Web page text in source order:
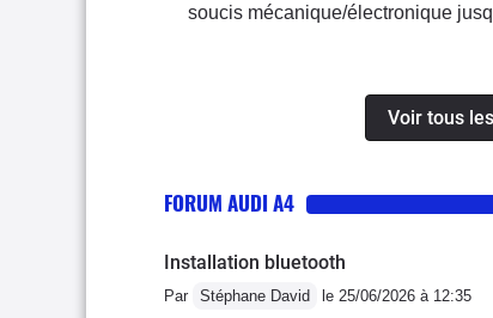
soucis mécanique/électronique
Voir tous
FORUM AUDI A4
Installation bluetooth
Par Stéphane David le 25/06/2026 à 12:35